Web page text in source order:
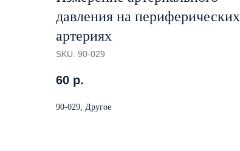
давления на периферических
артериях
SKU: 90-029
60 р.
90-029, Другое